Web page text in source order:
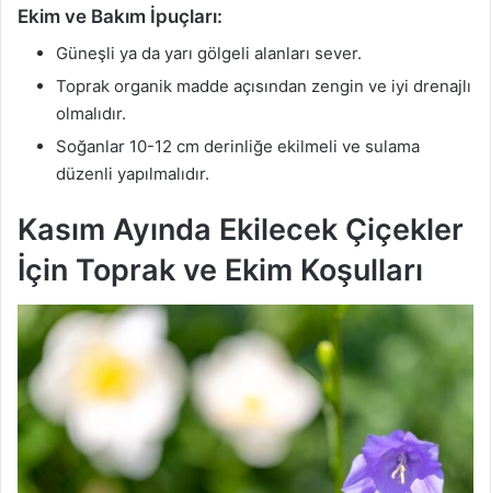
Ekim ve Bakım İpuçları:
Güneşli ya da yarı gölgeli alanları sever.
Toprak organik madde açısından zengin ve iyi drenajlı
olmalıdır.
Soğanlar 10-12 cm derinliğe ekilmeli ve sulama
düzenli yapılmalıdır.
Kasım Ayında Ekilecek Çiçekler
İçin Toprak ve Ekim Koşulları